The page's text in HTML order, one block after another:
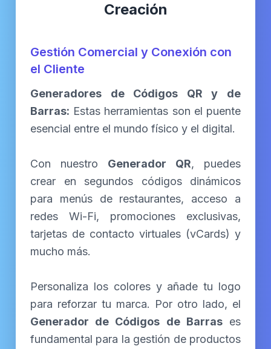
Creación
Gestión Comercial y Conexión con
el Cliente
Generadores de Códigos QR y de
Barras: Estas herramientas son el puente
esencial entre el mundo físico y el digital.
Con nuestro Generador QR, puedes
crear en segundos códigos dinámicos
para menús de restaurantes, acceso a
redes Wi-Fi, promociones exclusivas,
tarjetas de contacto virtuales (vCards) y
mucho más.
Personaliza los colores y añade tu logo
para reforzar tu marca. Por otro lado, el
Generador de Códigos de Barrases
fundamental para la gestión de productos